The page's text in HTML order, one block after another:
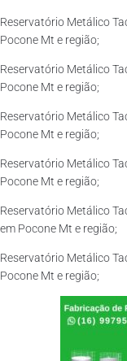
Reservatório Metálico
Pocone Mt e região;
Reservatório Metálico
Pocone Mt e região;
Reservatório Metálico
Pocone Mt e região;
Reservatório Metálico
Pocone Mt e região;
Reservatório Metálico
em Pocone Mt e região;
Reservatório Metálico
Pocone Mt e região;